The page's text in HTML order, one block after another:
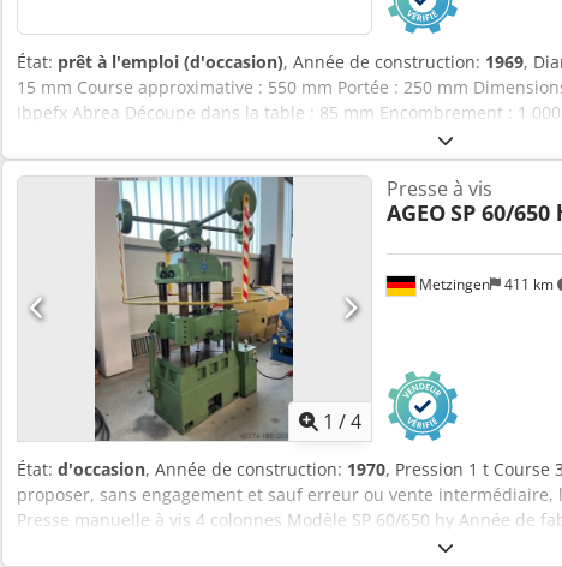
État: prêt à l'emploi (d'occasion), Année de construction: 1969,
15 mm Course approximative : 550 mm Portée : 250 mm
Ibpefx Abrea Découpe dans la table : 85 mm Encombrement : 1
1 /4
Metzingen 411 km
Presse à vis
AGEOSP 60/650
État: d'occasion, Année de construction: 1970, Pression 1 t Course
proposer, sans engagement et sauf erreur ou vente intermédiaire,
Presse manuelle à vis 4 colonnes Modèle SP 60/650 hy Année de
nominale 60 t Pression maximale atteignable 70 t Diamètre de la